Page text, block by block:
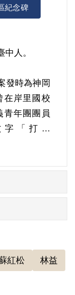
紀念碑
人。
發時為神岡
在岸里國校
青年團團員
「打死
動傳單油
二八事變
十餘顆，
省人，旋於
棄之日製廢
部隊排長符
將槍彈統
紅松 林益